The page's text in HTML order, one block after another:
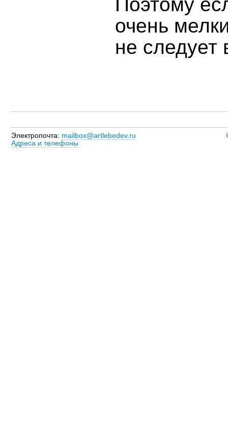
очень
не следует
Электропочта: mailbox@artlebedev.ru
Адреса и телефоны